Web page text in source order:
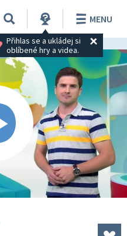
Přihlas se a ukládej si
oblíbené hry a videa.
MENU